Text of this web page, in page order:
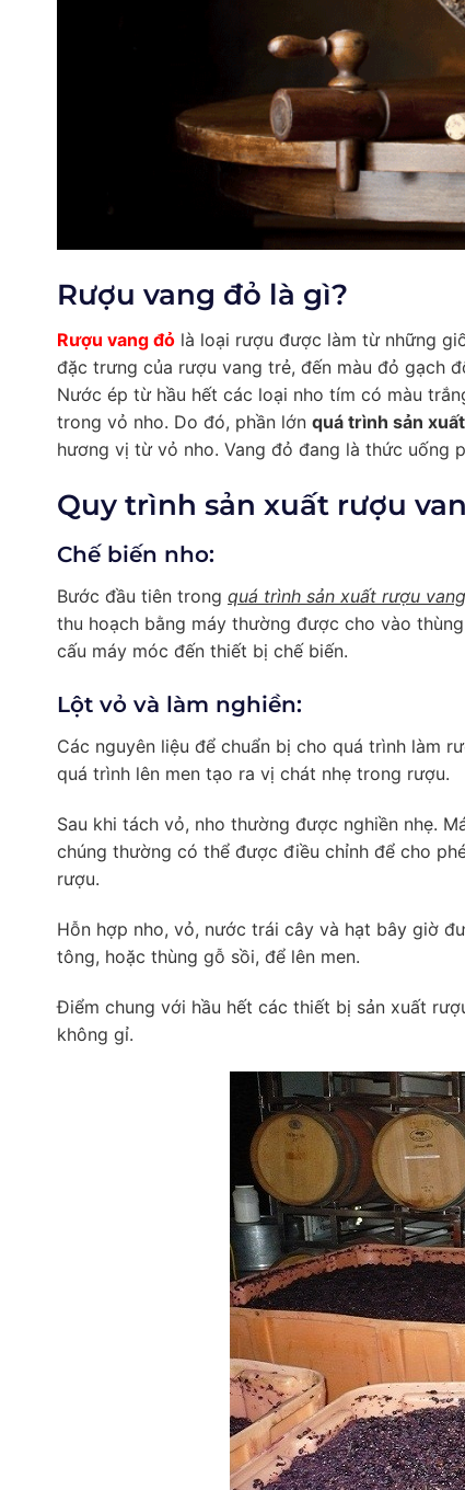
Rượu vang đỏ là gì?
Rượu vang đỏ là loại rượu được làm từ những
đặc trưng của rượu vang trẻ, đến màu đỏ gạch
Nước ép từ hầu hết các loại nho tím có màu
trong vỏ nho. Do đó, phần lớn quá trình sản
hương vị từ vỏ nho. Vang đỏ đang là thức uống
Quy trình sản xuất rượu
Chế biến nho:
Bước đầu tiên trong quá trình sản xuất rượu
thu hoạch bằng máy thường được cho vào
cấu máy móc đến thiết bị chế biến.
Lột vỏ và làm nghiền:
Các nguyên liệu để chuẩn bị cho quá trình làm
quá trình lên men tạo ra vị chát nhẹ trong rượu.
Sau khi tách vỏ, nho thường được nghiền nhẹ.
chúng thường có thể được điều chỉnh để cho
rượu.
Hỗn hợp nho, vỏ, nước trái cây và hạt bây giờ
tông, hoặc thùng gỗ sồi, để lên men.
Điểm chung với hầu hết các thiết bị sản xuất
không gỉ.